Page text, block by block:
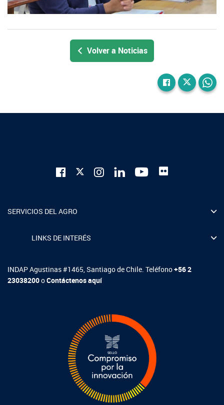
Volver a Noticias
SERVICIOS DEL AGRO
LINKS DE INTERÉS
INDAP Agustinas #1465, Santiago de Chile. Teléfono+56 2
23038200oContáctenos aquí